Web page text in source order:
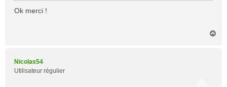
s
Ok merci !
Nicolas54
Utilisateur régulier